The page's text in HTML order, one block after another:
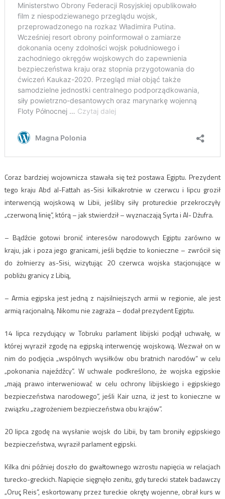
Coraz bardziej wojownicza stawała się też postawa Egiptu. Prezydent
tego kraju Abd al-Fattah as-Sisi kilkakrotnie w czerwcu i lipcu groził
interwencją wojskową w Libii, jeśliby siły protureckie przekroczyły
„czerwoną linię”, którą – jak stwierdził – wyznaczają Syrta i Al- Dżufra.
– Bądźcie gotowi bronić interesów narodowych Egiptu zarówno w
kraju, jak i poza jego granicami, jeśli będzie to konieczne – zwrócił się
do żołnierzy as-Sisi, wizytując 20 czerwca wojska stacjonujące w
pobliżu granicy z Libią,
– Armia egipska jest jedną z najsilniejszych armii w regionie, ale jest
armią racjonalną. Nikomu nie zagraża – dodał prezydent Egiptu.
14 lipca rezydujący w Tobruku parlament libijski podjął uchwałę, w
której wyraził zgodę na egipską interwencję wojskową. Wezwał on w
nim do podjęcia „wspólnych wysiłków obu bratnich narodów” w celu
„pokonania najeźdźcy”. W uchwale podkreślono, że wojska egipskie
„mają prawo interweniować w celu ochrony libijskiego i egipskiego
bezpieczeństwa narodowego”, jeśli Kair uzna, iż jest to konieczne w
związku „zagrożeniem bezpieczeństwa obu krajów”.
20 lipca zgodę na wysłanie wojsk do Libii, by tam broniły egipskiego
bezpieczeństwa, wyraził parlament egipski.
Kilka dni później doszło do gwałtownego wzrostu napięcia w relacjach
turecko-greckich. Napięcie sięgnęło zenitu, gdy turecki statek badawczy
„Oruç Reis”, eskortowany przez tureckie okręty wojenne, obrał kurs w